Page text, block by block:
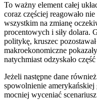
To ważny element całej
coraz częściej reagowało
wszystkim na zmianę
procentowych i siły dolara.
politykę, kruszec
makroekonomiczne
natychmiast odzyskało
Jeżeli następne dane
spowolnienie
mocniej wyceniać